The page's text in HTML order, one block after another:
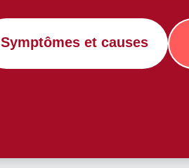
Symptômes et causes